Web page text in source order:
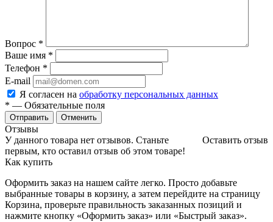
Вопрос *
Ваше имя *
Телефон *
E-mail
Я согласен на обработку персональных данных
* — Обязательные поля
Отменить
Отзывы
Оставить отзыв
У данного товара нет отзывов. Станьте
первым, кто оставил отзыв об этом товаре!
Как купить
Оформить заказ на нашем сайте легко. Просто добавьте
выбранные товары в корзину, а затем перейдите на страницу
Корзина, проверьте правильность заказанных позиций и
нажмите кнопку «Оформить заказ» или «Быстрый заказ».